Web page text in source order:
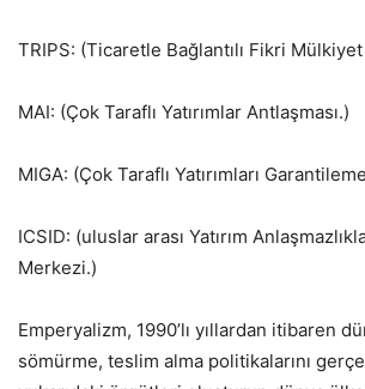
TRIPS: (Ticaretle Bağlantılı Fikri Mülkiyet
MAI: (Çok Taraflı Yatırımlar Antlaşması.)
MIGA: (Çok Taraflı Yatırımları
ICSID: (uluslar arası Yatırım
Merkezi.)
Emperyalizm, 1990’lı yıllardan itibaren
sömürme, teslim alma politikalarını